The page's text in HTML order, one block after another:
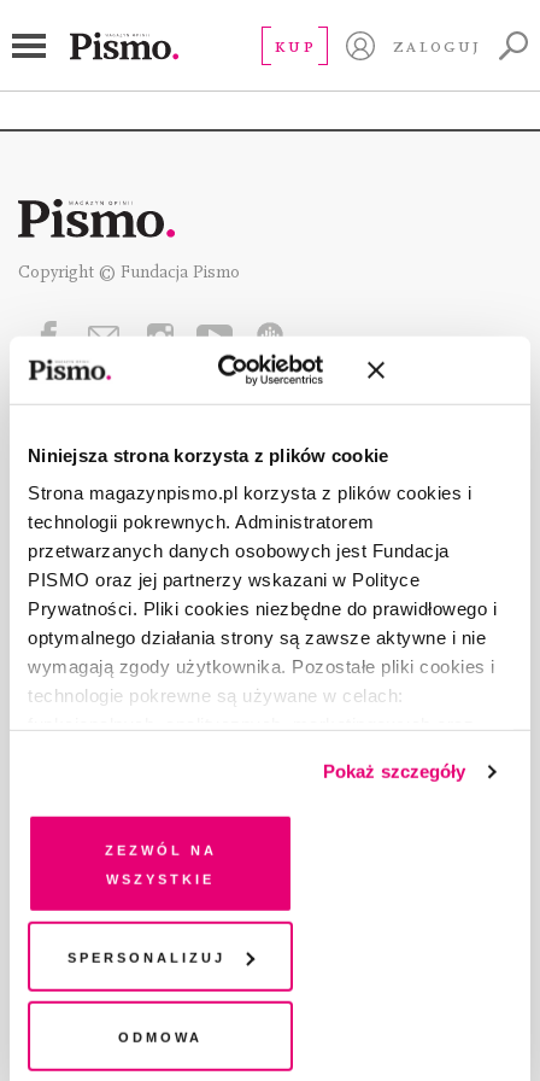
Niniejsza strona korzysta z plików cookie
Strona magazynpismo.pl korzysta z plików cookies i
technologii pokrewnych. Administratorem
przetwarzanych danych osobowych jest Fundacja
PISMO oraz jej partnerzy wskazani w Polityce
Prywatności. Pliki cookies niezbędne do prawidłowego i
optymalnego działania strony są zawsze aktywne i nie
wymagają zgody użytkownika. Pozostałe pliki cookies i
technologie pokrewne są używane w celach:
dobrowolną zgodę na pliki cookies i technologie
pokrewne, zgadzasz się na przechowywanie informacji
na Twoim urządzeniu końcowym lub dostęp do niego i
przetwarzanie danych. Zgodę na wszystkie lub niektóre
chwili wycofać lub ponowić w zakładce "Ustawienia
plików cookie". Wycofanie zgody nie wpływa na
legalność przetwarzania danych przed jej wycofaniem
Pokaż szczegóły
Zezwól na
wszystkie
Spersonalizuj
Odmowa
KUP ZALOGUJ
Copyright © Fundacja Pismo
ABOUT PISMO
FACT-CHECKING W „PIŚMIE”
DLA OSÓB PISZĄCYCH
DLA REKLAMODAWCÓW
GDZIE KUPIĆ „PISMO”?
WSPIERAJĄ NAS
WSPÓŁPRACA
REGULAMIN I POLITYKA PRYWATNOŚCI
Fundację Pismowspierają: